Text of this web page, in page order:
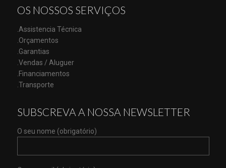
OS NOSSOS SERVIÇOS
.Assistencia Técnica
.Orçamentos
.Garantias
.Vendas / Aluguer
.Financiamentos
.Transporte
SUBSCREVA A NOSSA NEWSLETTER
O seu nome (obrigatório)